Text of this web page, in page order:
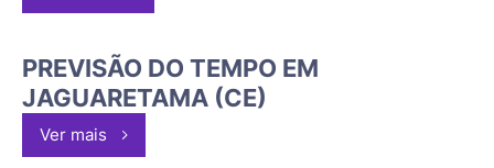
PREVISÃO DO TEMPO EM
JAGUARETAMA (CE)
Ver mais